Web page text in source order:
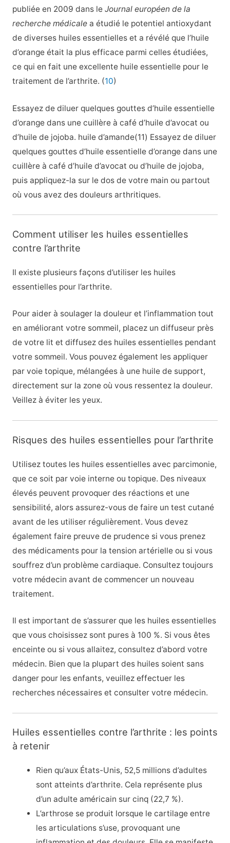
publiée en 2009 dans le Journal européen de la
recherche médicalea étudié le potentiel antioxydant
de diverses huiles essentielles et a révélé que l’huile
d’orange était la plus efficace parmi celles étudiées,
ce qui en fait une excellente huile essentielle pour le
traitement de l’arthrite. (10)
Essayez de diluer quelques gouttes d’huile essentielle
d’orange dans une cuillère à café d’huile d’avocat ou
d’huile de jojoba. huile d’amande(11) Essayez de diluer
quelques gouttes d’huile essentielle d’orange dans une
cuillère à café d’huile d’avocat ou d’huile de jojoba,
puis appliquez-la sur le dos de votre main ou partout
où vous avez des douleurs arthritiques.
Comment utiliser les huiles essentielles
contre l’arthrite
Il existe plusieurs façons d’utiliser les huiles
essentielles pour l’arthrite.
Pour aider à soulager la douleur et l’inflammation tout
en améliorant votre sommeil, placez un diffuseur près
de votre lit et diffusez des huiles essentielles pendant
votre sommeil. Vous pouvez également les appliquer
par voie topique, mélangées à une huile de support,
directement sur la zone où vous ressentez la douleur.
Veillez à éviter les yeux.
Risques des huiles essentielles pour l’arthrite
Utilisez toutes les huiles essentielles avec parcimonie,
que ce soit par voie interne ou topique. Des niveaux
élevés peuvent provoquer des réactions et une
sensibilité, alors assurez-vous de faire un test cutané
avant de les utiliser régulièrement. Vous devez
également faire preuve de prudence si vous prenez
des médicaments pour la tension artérielle ou si vous
souffrez d’un problème cardiaque. Consultez toujours
votre médecin avant de commencer un nouveau
traitement.
Il est important de s’assurer que les huiles essentielles
que vous choisissez sont pures à 100 %. Si vous êtes
enceinte ou si vous allaitez, consultez d’abord votre
médecin. Bien que la plupart des huiles soient sans
danger pour les enfants, veuillez effectuer les
recherches nécessaires et consulter votre médecin.
Huiles essentielles contre l’arthrite : les points
à retenir
Rien qu’aux États-Unis, 52,5 millions d’adultes
sont atteints d’arthrite. Cela représente plus
d’un adulte américain sur cinq (22,7 %).
L’arthrose se produit lorsque le cartilage entre
les articulations s’use, provoquant une